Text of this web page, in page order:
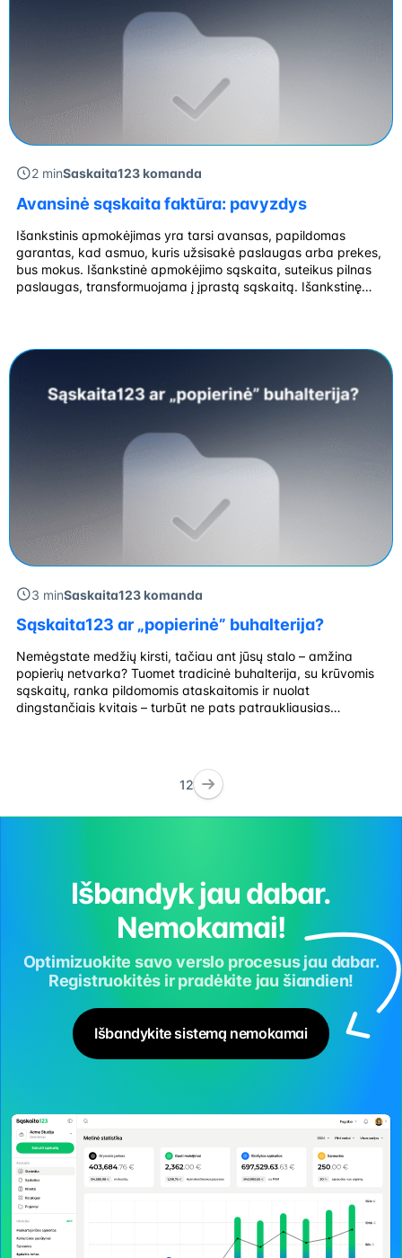
2 minSaskaita123 komanda
Avansinė sąskaita faktūra: pavyzdys
Išankstinis apmokėjimas yra tarsi avansas, papildomas
garantas, kad asmuo, kuris užsisakė paslaugas arba prekes,
bus mokus. Išankstinė apmokėjimo sąskaita, suteikus pilnas
paslaugas, transformuojama į įprastą sąskaitą. Išankstinę
sąskaita. Išankstinė apmokėjimo sąskaita neturėtų būti
3 minSaskaita123 komanda
Sąskaita123 ar „popierinė” buhalterija?
Nemėgstate medžių kirsti, tačiau ant jūsų stalo – amžina
popierių netvarka? Tuomet tradicinė buhalterija, su krūvomis
sąskaitų, ranka pildomomis ataskaitomis ir nuolat
dingstančiais kvitais – turbūt ne pats patraukliausias
12
Išbandyk jau dabar.
Nemokamai!
Optimizuokite savo verslo procesus jau dabar.
Registruokitės ir pradėkite jau šiandien!
Išbandykite sistemą nemokamai